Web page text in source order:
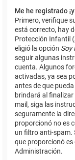
Me he registrado
Primero, verifique
está correcto, hay
Protección Infantil
eligió la opción Soy
seguir algunas
cuenta. Algunos
activadas, ya sea
antes de que
brindará al finalizar
mail, siga las
seguramente la
proporcionó no es
un filtro anti-spam.
que proporcionó es
Administración.